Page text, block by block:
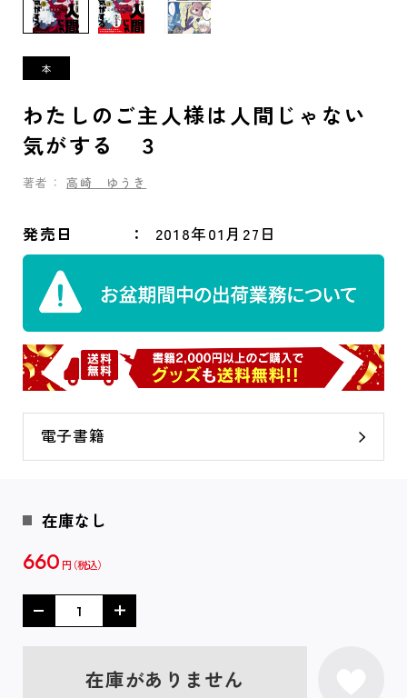
わたしのご主人様は人間じゃない
気がする ３
著者： 高崎 ゆうき
発売日 2018年01月27日
電子書籍
在庫なし
660 円
在庫がありません